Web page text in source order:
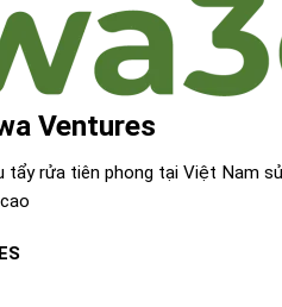
Ventures
tẩy rửa tiên phong tại Việt Nam